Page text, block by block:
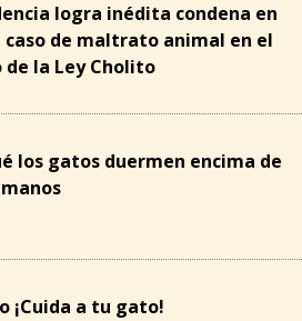
logra inédita condena en
de maltrato animal en el
de la Ley Cholito
los gatos duermen encima de
¡Cuida a tu gato!